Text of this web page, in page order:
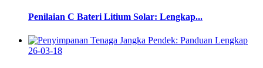
Penilaian C Bateri Litium Solar: Lengkap...
26-03-18